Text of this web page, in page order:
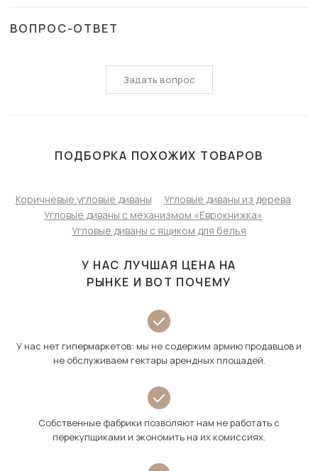
ВОПРОС-ОТВЕТ
Задать вопрос
ПОДБОРКА ПОХОЖИХ ТОВАРОВ
Коричневые угловые диваны
Угловые диваны из дерева
Угловые диваны с механизмом «Еврокнижка»
Угловые диваны с ящиком для белья
У НАС ЛУЧШАЯ ЦЕНА НА
РЫНКЕ И ВОТ ПОЧЕМУ
У нас нет гипермаркетов: мы не содержим армию продавцов и
не обслуживаем гектары арендных площадей.
Собственные фабрики позволяют нам не работать с
перекупщиками и экономить на их комиссиях.